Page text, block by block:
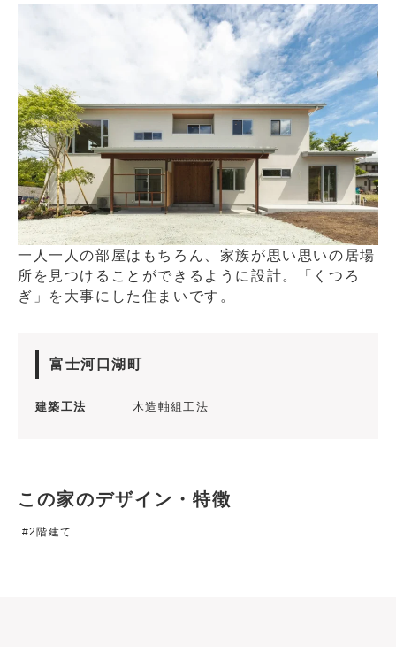
一人一人の部屋はもちろん、家族が思い思いの居場
所を見つけることができるように設計。「くつろ
ぎ」を大事にした住まいです。
富士河口湖町
建築工法 木造軸組工法
この家のデザイン・特徴
2階建て